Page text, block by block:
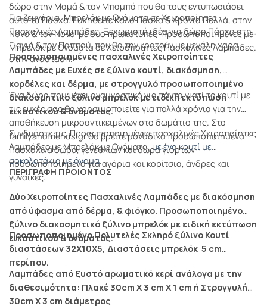
δώρο στην Μαμά & τον Μπαμπά που θα τους εντυπωσιάσει
αυτό το Πάσχα. Ευχηθείτε Καλό Πάσχα & Χρόνια Πολλά, στην
Νονά & τον Νονό με δυο πρωτότυπες Προσωποποιημένες με
Μπρελόκ με Ονόματα σε Χειροποίητες Πασχαλινές Λαμπάδες.
Για ζευγάρια, Μπρελόκ με Ονόματα σε Χειροποίητες
Πασχαλινές Λαμπάδες. Ξεχωριστή ιδέα για δώρο Πάσχα στην
Γιαγιά & τον Παππού, που θα την κρατούν με μεγάλη χαρα
στην ανάσταση.
Προσωποποιημένες πασχαλινές Χειροποίητες
Λαμπάδες με Ευχές σε ξύλινο κουτί, διακόσμηση,
κορδέλες και δέρμα, με στρογγυλό προσωποποιημένο
διακοσμητικό ξύλινο μπρελόκ με ειδική εκτύπωση
εικαστικού & ονόματος.
Ένα δώρο που μένει αναμνηστικό για πάντα γιατί το κουτί με
τις ευχές σας θα χρησιμοποιείτε για πολλά χρόνια για την
αποθήκευση μικροαντικειμένων στο δωμάτιο της. Στο
familyandfriends.gr θα βρείτε μοναδικά προσωποποιημένα
Πασχαλινά δώρα, γενεθλίων και δώρα γιορτών
προσωποποιημένα για αγόρια και κορίτσια, άνδρες και
γυναίκες.
Συνδυάστε τις Προσωποποιημένες πασχαλινές Χειροποίητες
Λαμπάδες με Μπρελόκ με Ονόματα,με ένα κουτί με
σοκολατάκια με όνομα.
ΠΕΡΙΓΡΑΦΗ ΠΡΟΙΟΝΤΟΣ
Δύο Χειροποίητες Πασχαλινές Λαμπάδες με διακόσμηση
από ύφασμα από δέρμα, & φιόγκο. Προσωποποιημένο
ξύλινο διακοσμητικό ξύλινο μπρελόκ με ειδική εκτύπωση
εικαστικού & ονόματος.
Προσωποποιημένο Πολυτελές Σκληρό ξύλινο Κουτί
διαστάσεων 32Χ10Χ5, Διαστάσεις μπρελόκ 5 cm
περίπου.
Λαμπάδες από ξυστό αρωματικό κερί ανάλογα με την
διαθεσιμότητα: Πλακέ 30cm X 3 cm Χ 1 cm ή Στρογγυλή
30cm X 3 cm διάμετρος